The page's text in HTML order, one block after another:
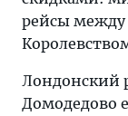
рейсы
Лондонский
Домодедово